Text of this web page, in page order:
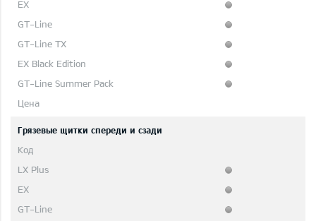
Грязевые щитки спереди и сзади